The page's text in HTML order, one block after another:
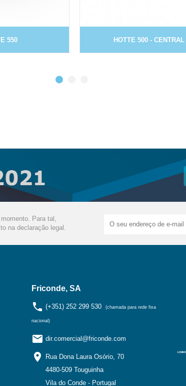
550 HOTTE 500 - CENTRAL
Para tal,
na declaração legal.
Friconde, SA
phone (+351) 252 299 530 (chamada para rede fixa
nacional)
email dir.comercial@friconde.com
location_on
Rua Dona Laura Osório, 70
4480-509 Touguinha
Vila do Conde - Portugal